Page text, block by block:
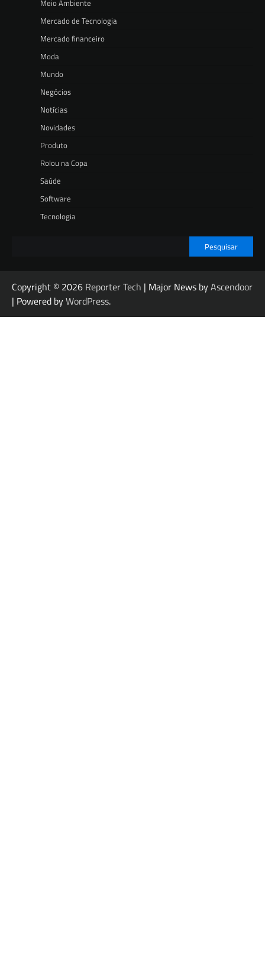
Meio Ambiente
Mercado de Tecnologia
Mercado financeiro
Moda
Mundo
Negócios
Notícias
Novidades
Produto
Rolou na Copa
Saúde
Software
Tecnologia
Pesquisar
Copyright © 2026 Reporter Tech | Major News byAscendoor
| Powered byWordPress.